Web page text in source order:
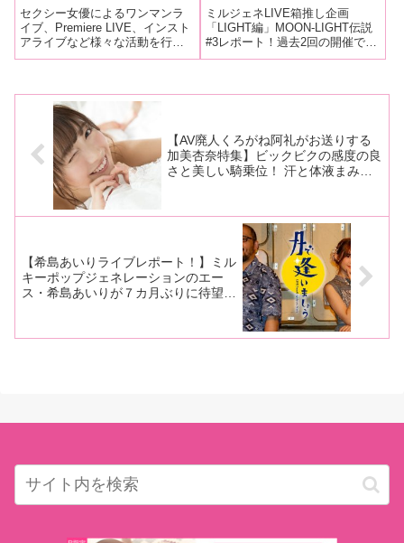
バンドをバックに熱狂ライ
ブ！【ミルジェネライブ大
量画像フォトレポート！】
セクシー女優によるワンマンラ
イブ、Premiere LIVE、インスト
アライブなど様々な活動を行っ
ている「Milky Pop
Premiere LIVE」を開
ト！】橘メアリー、枢木あ
おい、中山ふみか、石原希
望、楠木花菜が極上のライ
ブパフォーマンスで魅了！
ミルジェネLIVE箱推し企画
「LIGHT編」MOON-LIGHT伝説
#3レポート！過去2回の開催で大
盛況を記録し、前回は2024年1月
【AV廃人くろがね阿礼がお送りする
加美杏奈特集】ビックビクの感度の良
さと美しい騎乗位！ 汗と体液まみれ
う！」の一言で一気に虜になってしま
う、それが加美ちゃんの魅力！【後
【希島あいりライブレポート！】ミル
キーポップジェネレーションのエー
ス・希島あいりが７カ月ぶりに待望の
ブは大成功に！